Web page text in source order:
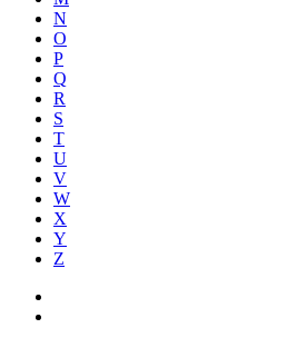
N
O
P
Q
R
S
T
U
V
W
X
Y
Z